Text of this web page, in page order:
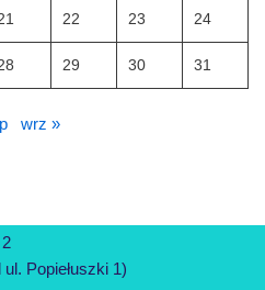
22 23 24
29 30 31
wrz »
Popiełuszki 1)